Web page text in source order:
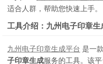
适合人群，帮助您快速上手。
工具介绍：九州电子印章生
九州电子印章生成平台 是一
子印章生成服务的工具。该